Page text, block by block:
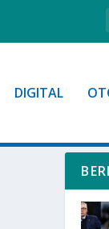
DIGITAL